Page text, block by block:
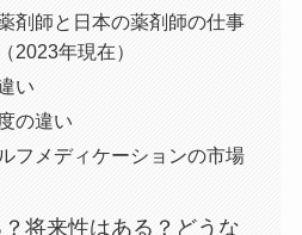
剤師と日本の薬剤師の仕事
2023年現在）
い
の違い
フメディケーションの市場
将来性はある？どうな